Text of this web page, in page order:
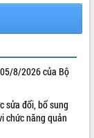
8/2026 của Bộ
sửa đổi, bổ sung
chức năng quản